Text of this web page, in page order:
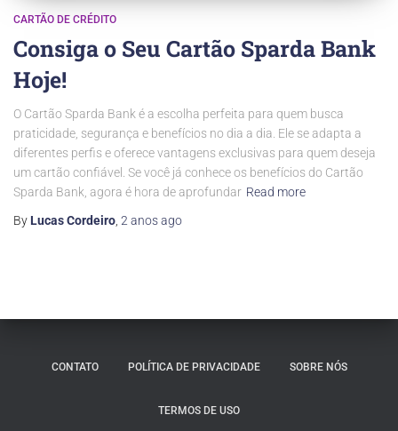
CARTÃO DE CRÉDITO
Consiga o Seu Cartão Sparda Bank
Hoje!
O Cartão Sparda Bank é a escolha perfeita para quem busca
praticidade, segurança e benefícios no dia a dia. Ele se adapta a
diferentes perfis e oferece vantagens exclusivas para quem deseja
um cartão confiável. Se você já conhece os benefícios do Cartão
Sparda Bank, agora é hora de aprofundar Read more
By Lucas Cordeiro 2 anosago
CONTATO POLÍTICA DE PRIVACIDADE SOBRE NÓS
TERMOS DE USO